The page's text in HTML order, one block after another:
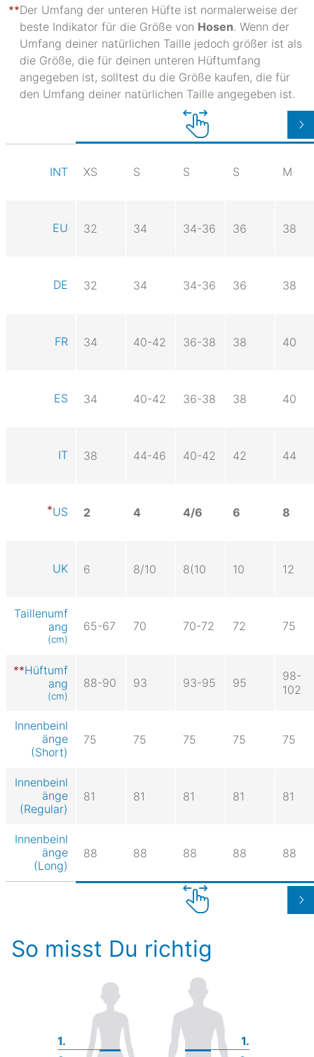
Der Umfang der unteren Hüfte ist normalerweise der
beste Indikator für die Größe von Hosen. Wenn der
Umfang deiner natürlichen Taille jedoch größer ist als
die Größe, die für deinen unteren Hüftumfang
angegeben ist, solltest du die Größe kaufen, die für
den Umfang deiner natürlichen Taille angegeben ist.
INT XS S S S M
EU 32 34 34-36 36 38
DE 32 34 34-36 36 38
FR 34 40-42 36-38 38 40
ES 34 40-42 36-38 38 40
IT 38 44-46 40-42 42 44
US 2 4 4/6 6 8
UK 6 8/10 8(10 10 12
Taillenumf
ang
(cm)
65-67 70 70-72 72 75
Hüftumf
ang
(cm)
88-90 93 93-95 95
98-
102
Innenbeinl
änge
(Short)
75 75 75 75 75
Innenbeinl
änge
(Regular)
81 81 81 81 81
Innenbeinl
änge
(Long)
88 88 88 88 88
So misst Du richtig
1.
1.